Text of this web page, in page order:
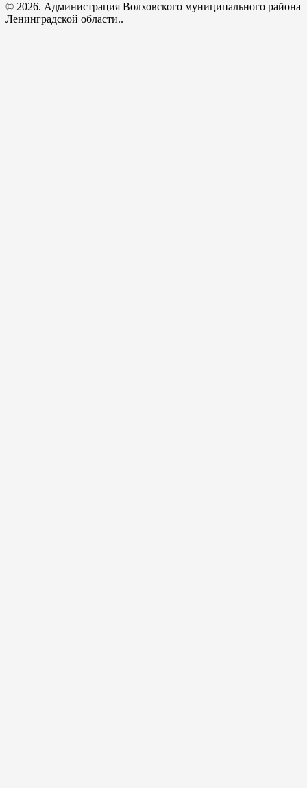
© 2026. Администрация Волховского муниципального района
Ленинградской области..